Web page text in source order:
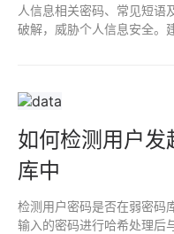
人信息相关密码、常见短语
破解，威胁个人信息安全。
如何检测用户
库中
检测用户密码是否在弱密码
输入的密码进行哈希处理后